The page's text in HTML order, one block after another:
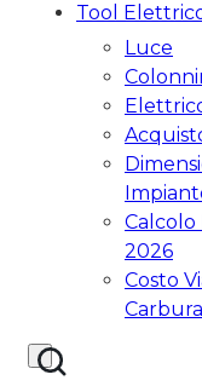
Tool
Luce
2026
Costo